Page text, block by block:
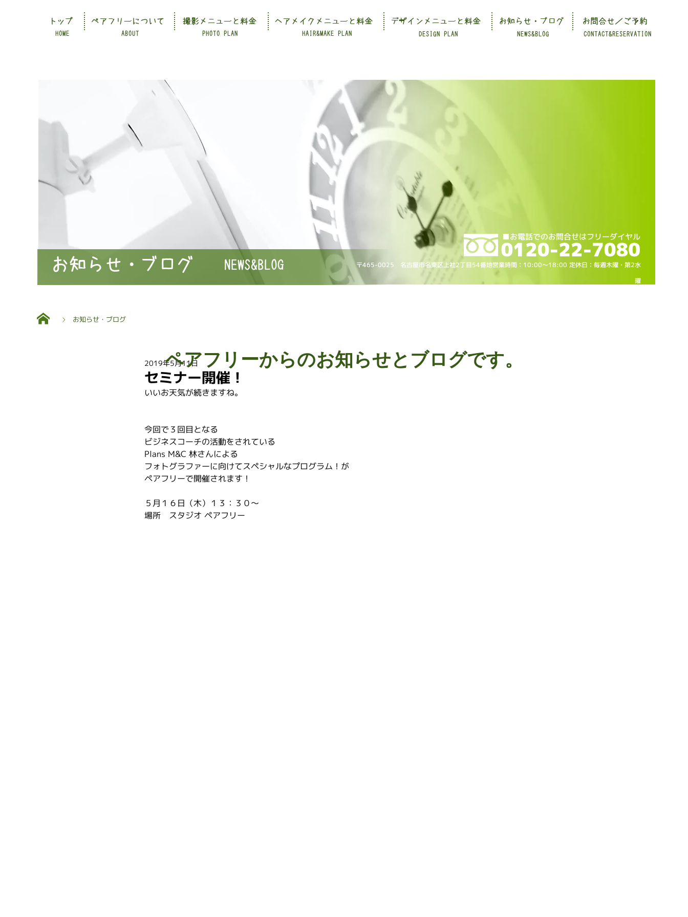
CONTACT&RESERVATION
HOME ABOUT PHOTO PLAN HAIR&MAKE PLAN DESIGN PLAN NEWS&BLOG
トップ ペアフリーについて 撮影メニューと料金 ヘアメイクメニューと料金 デザインメニューと料金 お知らせ・ブログ お問合せ／ご予約
〒465-0025 名古屋市名東区上社2丁目54番地営業時間：10:00～18:00 定休日：毎週木曜・第2水
曜
NEWS&BLOG
お知らせ・ブログ
お知らせ・ブログ
セミナー開催！
2019年5月11日
いいお天気が続きますね。
今回で３回目となる
ビジネスコーチの活動をされている
Plans M&C 林さんによる
フォトグラファーに向けてスペシャルなプログラム！が
ペアフリーで開催されます！
５月１６日（木）１３：３０〜
場所　スタジオ ペアフリー
ペアフリーからのお知らせとブログです。